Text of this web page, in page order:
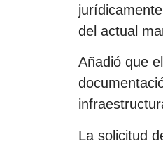
del actual
Añadió que
La solicitud